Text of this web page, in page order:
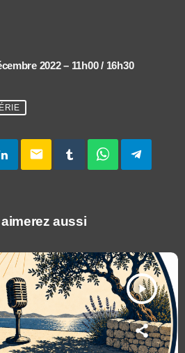
2022 – 11h00 / 16h30
email
aussi
play_arrow